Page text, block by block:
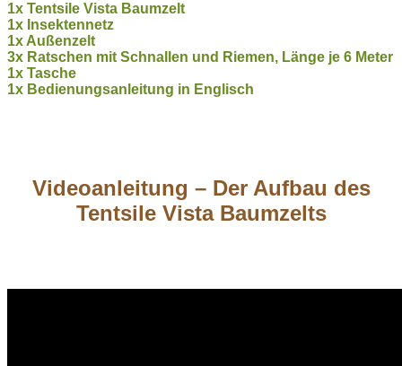
1x Tentsile Vista Baumzelt
1x Insektennetz
1x Außenzelt
3x Ratschen mit Schnallen und Riemen, Länge je 6 Meter
1x Tasche
1x Bedienungsanleitung in Englisch
Videoanleitung – Der Aufbau des
Tentsile Vista Baumzelts